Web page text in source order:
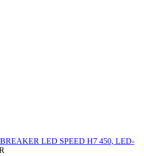
LED SPEED H7 450, LED-